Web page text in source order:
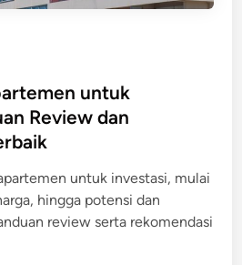
untuk
Review dan
untuk investasi, mulai
hingga potensi dan
review serta rekomendasi